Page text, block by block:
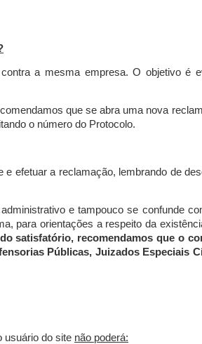
a mesma empresa. O objetivo é
que se abra uma nova
o número do Protocolo.
efetuar a reclamação, lembrando de
e tampouco se confunde
para orientações a respeito da
satisfatório, recomendamos que o
Públicas, Juizados Especiais
usuário do site não poderá: